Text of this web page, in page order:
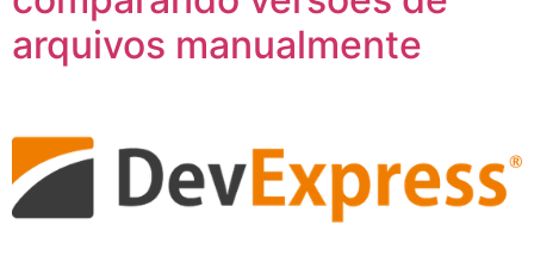
arquivos manualmente